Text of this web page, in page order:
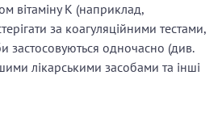
вітаміну К (наприклад,
за коагуляційними тестами,
застосовуються одночасно (див.
лікарськими засобами та інші